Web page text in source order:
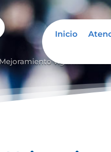
Inicio
vigentes